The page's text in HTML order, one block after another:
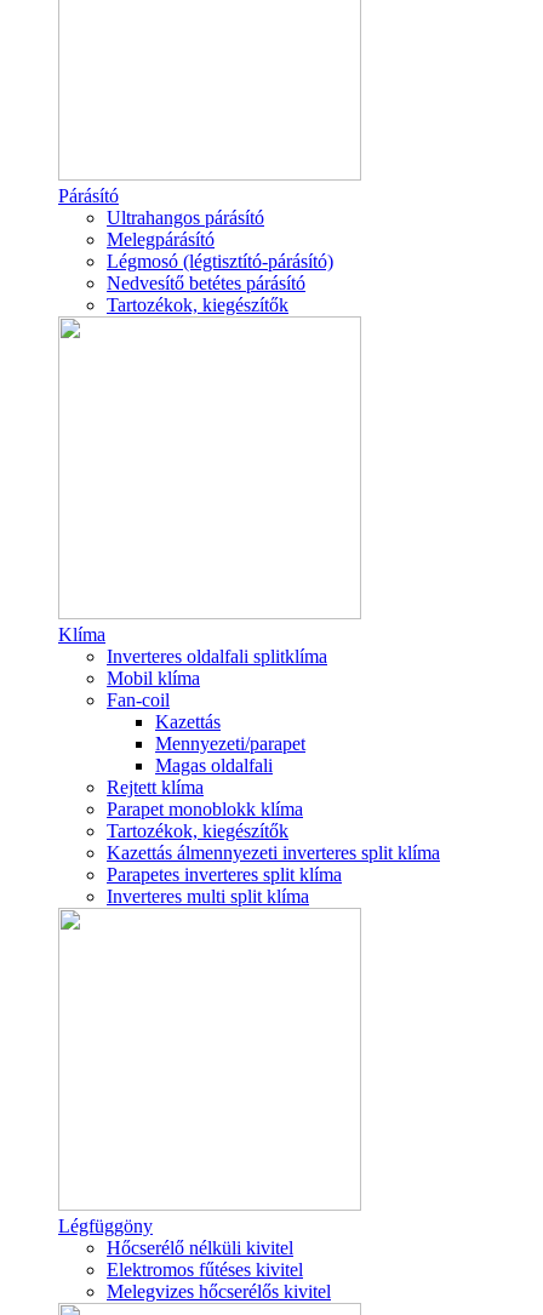
Párásító
Ultrahangos párásító
Melegpárásító
Légmosó (légtisztító-párásító)
Nedvesítő betétes párásító
Tartozékok, kiegészítők
Klíma
Inverteres oldalfali splitklíma
Mobil klíma
Fan-coil
Kazettás
Mennyezeti/parapet
Magas oldalfali
Rejtett klíma
Parapet monoblokk klíma
Tartozékok, kiegészítők
Kazettás álmennyezeti inverteres split klíma
Parapetes inverteres split klíma
Inverteres multi split klíma
Légfüggöny
Hőcserélő nélküli kivitel
Elektromos fűtéses kivitel
Melegvizes hőcserélős kivitel